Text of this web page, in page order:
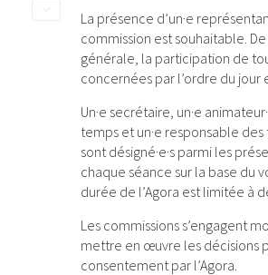
La présence d’un·e
commission est souhaitable.
générale, la participation de
concernées par l’ordre du jour
Un·e secrétaire, un·e
temps et un·e responsable
sont désigné·e·s parmi les
chaque séance sur la base du
durée de l’Agora est limitée à
Les commissions s’engagent
mettre en œuvre les décisions
consentement par l’Agora.